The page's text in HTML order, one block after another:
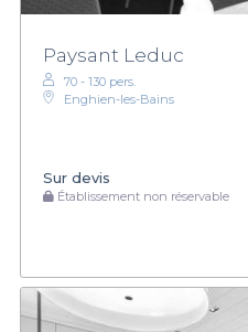
Paysant Leduc
70 - 130 pers.
Enghien-les-Bains
Sur devis
Établissement non réservable